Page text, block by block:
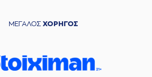
ΜΕΓΑΛΟΣ ΧΟΡΗΓΟΣ